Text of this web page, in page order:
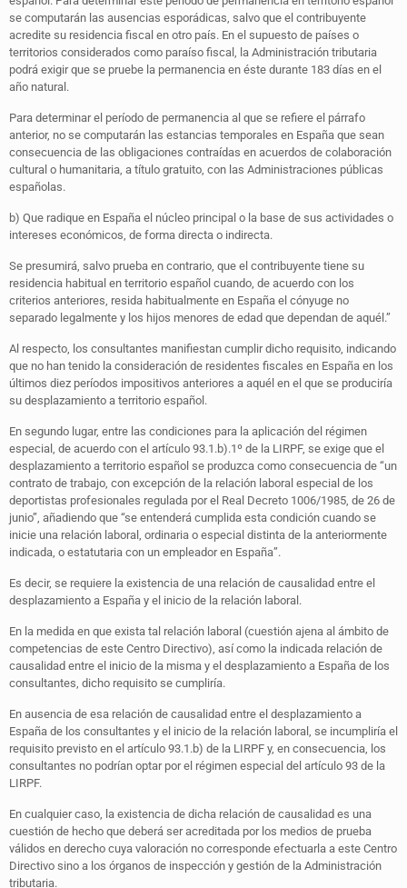
se computarán las ausencias esporádicas, salvo que el contribuyente
acredite su residencia fiscal en otro país. En el supuesto de países o
territorios considerados como paraíso fiscal, la Administración tributaria
podrá exigir que se pruebe la permanencia en éste durante 183 días en el
año natural.
Para determinar el período de permanencia al que se refiere el párrafo
anterior, no se computarán las estancias temporales en España que sean
consecuencia de las obligaciones contraídas en acuerdos de colaboración
cultural o humanitaria, a título gratuito, con las Administraciones públicas
españolas.
b) Que radique en España el núcleo principal o la base de sus actividades o
intereses económicos, de forma directa o indirecta.
Se presumirá, salvo prueba en contrario, que el contribuyente tiene su
residencia habitual en territorio español cuando, de acuerdo con los
criterios anteriores, resida habitualmente en España el cónyuge no
separado legalmente y los hijos menores de edad que dependan de aquél.”
Al respecto, los consultantes manifiestan cumplir dicho requisito, indicando
que no han tenido la consideración de residentes fiscales en España en los
últimos diez períodos impositivos anteriores a aquél en el que se produciría
su desplazamiento a territorio español.
En segundo lugar, entre las condiciones para la aplicación del régimen
especial, de acuerdo con el artículo 93.1.b).1º de la LIRPF, se exige que el
desplazamiento a territorio español se produzca como consecuencia de “un
contrato de trabajo, con excepción de la relación laboral especial de los
deportistas profesionales regulada por el Real Decreto 1006/1985, de 26 de
junio”, añadiendo que “se entenderá cumplida esta condición cuando se
inicie una relación laboral, ordinaria o especial distinta de la anteriormente
indicada, o estatutaria con un empleador en España”.
Es decir, se requiere la existencia de una relación de causalidad entre el
desplazamiento a España y el inicio de la relación laboral.
En la medida en que exista tal relación laboral (cuestión ajena al ámbito de
competencias de este Centro Directivo), así como la indicada relación de
causalidad entre el inicio de la misma y el desplazamiento a España de los
consultantes, dicho requisito se cumpliría.
En ausencia de esa relación de causalidad entre el desplazamiento a
España de los consultantes y el inicio de la relación laboral, se incumpliría el
requisito previsto en el artículo 93.1.b) de la LIRPF y, en consecuencia, los
consultantes no podrían optar por el régimen especial del artículo 93 de la
LIRPF.
En cualquier caso, la existencia de dicha relación de causalidad es una
cuestión de hecho que deberá ser acreditada por los medios de prueba
válidos en derecho cuya valoración no corresponde efectuarla a este Centro
Directivo sino a los órganos de inspección y gestión de la Administración
tributaria.